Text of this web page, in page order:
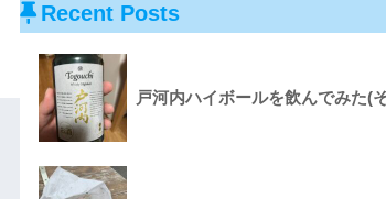
Recent Posts
戸河内ハイボールを飲んでみた(